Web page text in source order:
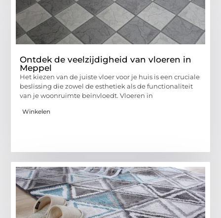
Ontdek de veelzijdigheid van vloeren in
Meppel
Het kiezen van de juiste vloer voor je huis is een cruciale
beslissing die zowel de esthetiek als de functionaliteit
van je woonruimte beïnvloedt. Vloeren in
Winkelen